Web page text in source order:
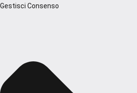
Gestisci Consenso